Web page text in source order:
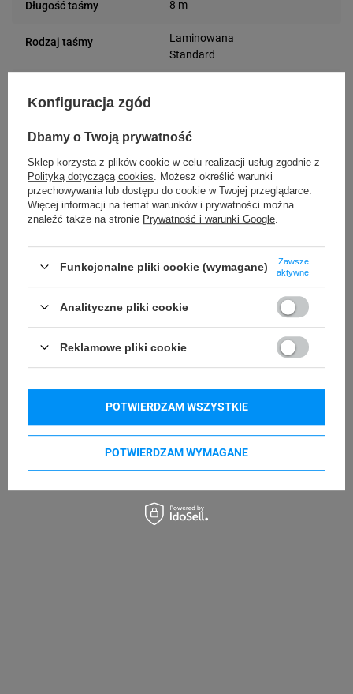
Długość taśmy 8 m
Rodzaj taśmy
Laminowana
Standard
odpowiedzialny
Brother
Marynarska 15
02-674 Warszawa
(Polska)
Osoby
odpowiedzialne
Brother
Marynarska 15
02-674 Warszawa
Kompatybilne urządzenia
Kupowane razem
Konfiguracja zgód
Dbamy o Twoją prywatność
Sklep korzysta z plików cookie w celu realizacji usług zgodnie z
Polityką dotyczącą cookies . Możesz określić warunki
przechowywania lub dostępu do cookie w Twojej przeglądarce.
Więcej informacji na temat warunków i prywatności można
znaleźć także na stronie Prywatność i warunki Google
Funkcjonalne pliki cookie (wymagane)
Zawsze
aktywne
Analityczne pliki cookie
Reklamowe pliki cookie
POTWIERDZAM WYMAGANE
POTWIERDZAM WSZYSTKIE